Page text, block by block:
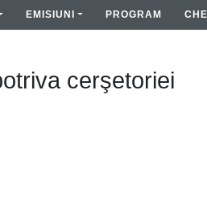
EMISIUNI PROGRAM
cerşetoriei